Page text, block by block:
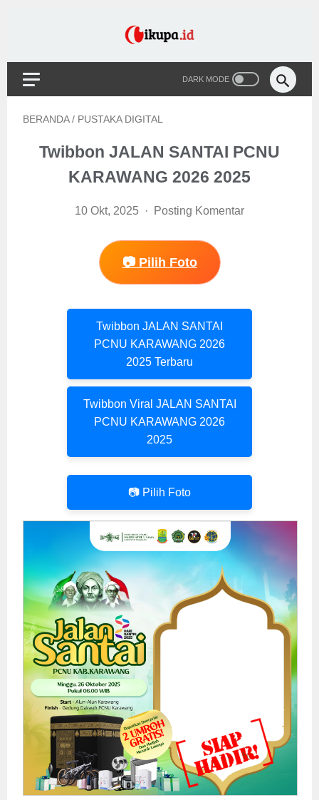
BERANDA / PUSTAKA DIGITAL
Twibbon JALAN SANTAI PCNU
KARAWANG 2026 2025
10 Okt, 2025 Posting Komentar
📷 Pilih Foto
Twibbon JALAN SANTAI
PCNU KARAWANG 2026
2025 Terbaru
Twibbon Viral JALAN SANTAI
PCNU KARAWANG 2026
2025
📷 Pilih Foto